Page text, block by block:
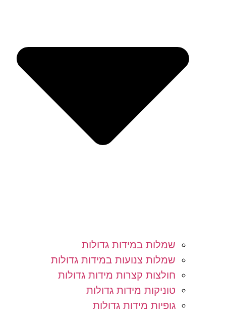
שמלות במידות גדולות
שמלות צנועות במידות גדולות
חולצות קצרות מידות גדולות
טוניקות מידות גדולות
גופיות מידות גדולות